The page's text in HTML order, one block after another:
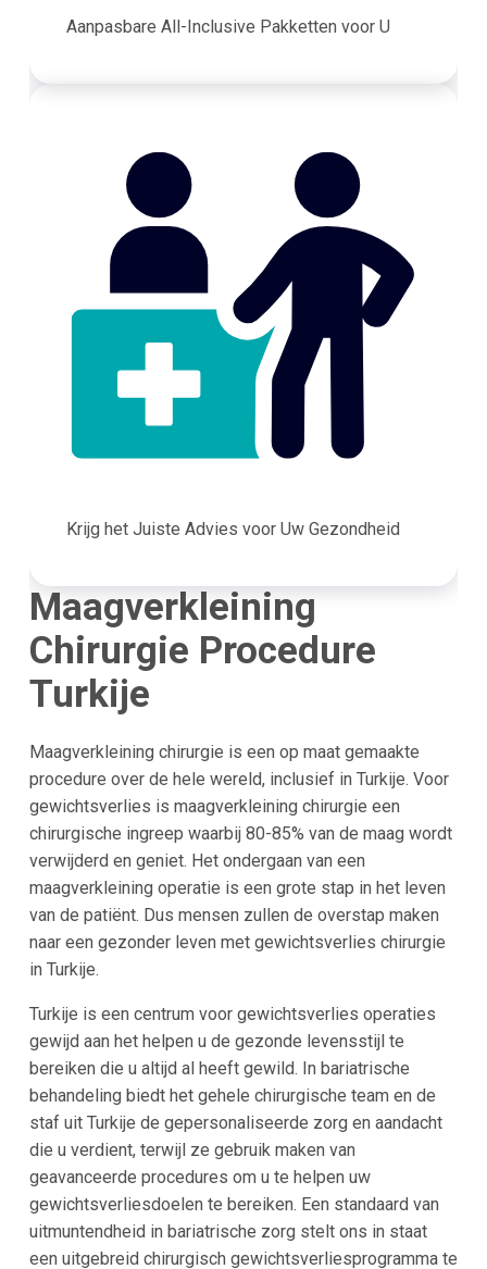
Aanpasbare All-Inclusive Pakketten voor U
Krijg het Juiste Advies voor Uw Gezondheid
Maagverkleining
Chirurgie Procedure
Turkije
Maagverkleining chirurgie is een op maat gemaakte
procedure over de hele wereld, inclusief in Turkije. Voor
gewichtsverlies is maagverkleining chirurgie een
chirurgische ingreep waarbij 80-85% van de maag wordt
verwijderd en geniet. Het ondergaan van een
maagverkleining operatie is een grote stap in het leven
van de patiënt. Dus mensen zullen de overstap maken
naar een gezonder leven met gewichtsverlies chirurgie
in Turkije.
Turkije is een centrum voor gewichtsverlies operaties
gewijd aan het helpen u de gezonde levensstijl te
bereiken die u altijd al heeft gewild. In bariatrische
behandeling biedt het gehele chirurgische team en de
staf uit Turkije de gepersonaliseerde zorg en aandacht
die u verdient, terwijl ze gebruik maken van
geavanceerde procedures om u te helpen uw
gewichtsverliesdoelen te bereiken. Een standaard van
uitmuntendheid in bariatrische zorg stelt ons in staat
een uitgebreid chirurgisch gewichtsverliesprogramma te